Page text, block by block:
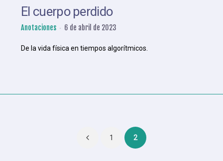
El cuerpo perdido
Anotaciones 6 de abril de 2023
De la vida física en tiempos algorítmicos.
1 2